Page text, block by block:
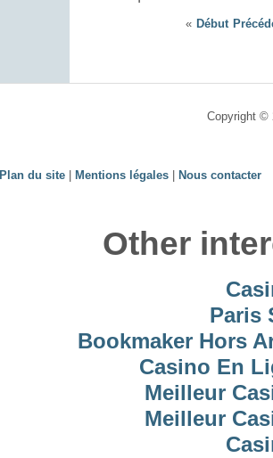
« Début
Copyright ©
Plan du site Mentions légales Nous contacter
Other
Paris
Bookmaker Hors
Casino En
Meilleur
Meilleur